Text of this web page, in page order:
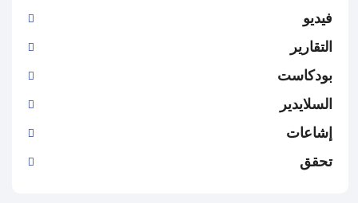
فيديو
التقارير
بودكاست
السلايدير
إشاعات
تحقق